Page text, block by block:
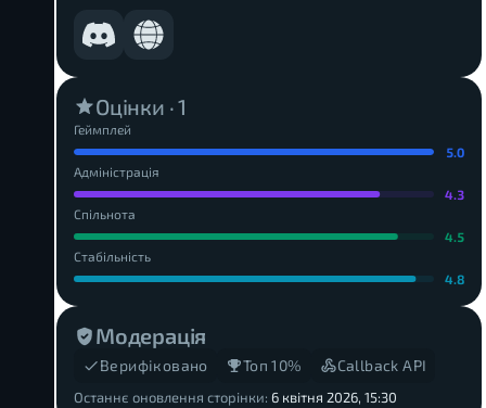
Оцінки ·1
Геймплей
5.0
Адміністрація
4.3
Спільнота
4.5
Стабільність
4.8
Модерація
Верифіковано Топ 10% Callback API
Останнє оновлення сторінки: 6 квітня 2026, 15:30